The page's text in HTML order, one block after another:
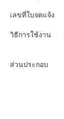
เลขที่ใบจดแจ้ง
วิธีการใช้งาน
ส่วนประกอบ